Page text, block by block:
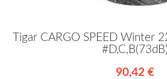
Tigar CARGO SPEED Winter
#D,C,B(73dB)
90,42 €